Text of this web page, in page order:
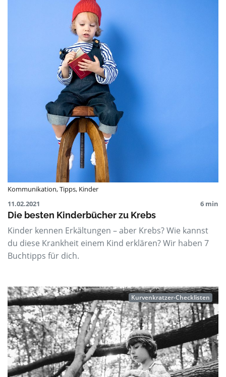
Kommunikation,Tipps, Kinder
11.02.2021
6 min
Die besten Kinderbücher zu Krebs
Kinder kennen Erkältungen – aber Krebs? Wie kannst
du diese Krankheit einem Kind erklären? Wir haben 7
Buchtipps für dich.
Kurvenkratzer-Checklisten